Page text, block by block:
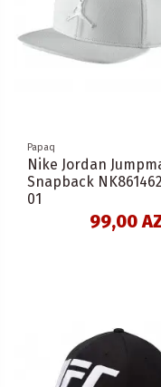
Papaq
Nike Jordan
Snapback
01
99,00